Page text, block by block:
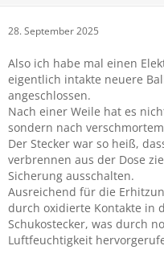
28. September 2025
Also ich habe mal einen
eigentlich intakte neuere
angeschlossen.
Nach einer Weile hat es
sondern nach
Der Stecker war so heiß,
verbrennen aus der Dose
Sicherung ausschalten.
Ausreichend für die
durch oxidierte Kontakte in
Schukostecker, was durch
Luftfeuchtigkeit